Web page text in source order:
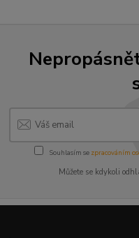
Souhlasím se zpracováním
Můžete se kdykoli